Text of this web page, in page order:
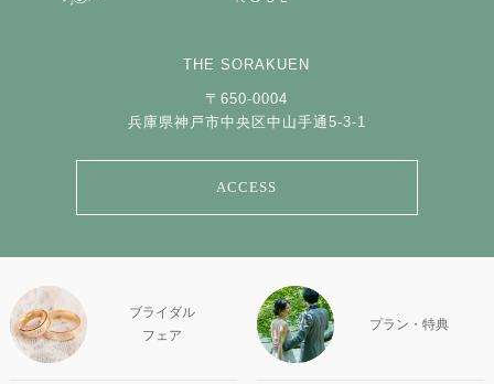
THE SORAKUEN
〒650-0004
兵庫県神戸市中央区中山手通5-3-1
ACCESS
ブライダル
フェア
プラン・特典